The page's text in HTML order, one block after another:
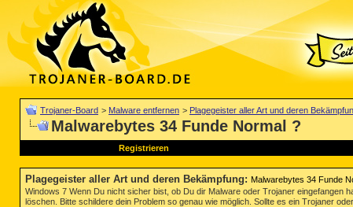
Trojaner-Board > Malware entfernen > Plagegeister aller Art und deren
Malwarebytes 34 Funde Normal ?
Registrieren
Plagegeister aller Art und deren Bekämpfung: Malwarebytes 34 Funde
Windows 7 Wenn Du nicht sicher bist, ob Du dir Malware oder Trojaner eingefangen
löschen. Bitte schildere dein Problem so genau wie möglich. Sollte es ein Trojaner